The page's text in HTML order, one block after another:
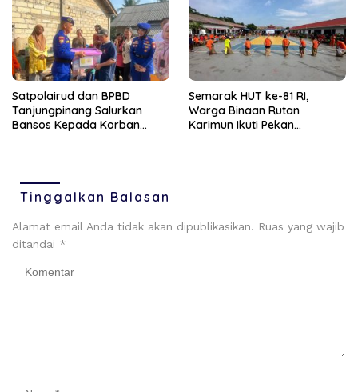
Satpolairud dan BPBD
Tanjungpinang Salurkan
Bansos Kepada Korban
Semarak HUT ke-81 RI,
Warga Binaan Rutan
Karimun Ikuti Pekan
Tinggalkan Balasan
Alamat email Anda tidak akan dipublikasikan. Ruas yang wajib
ditandai *